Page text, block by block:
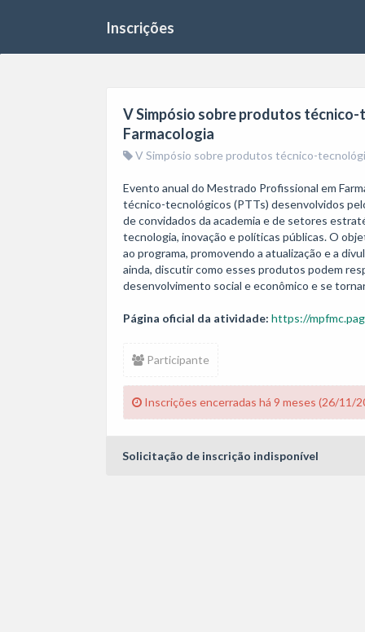
Inscrições
V Simpósio sobre produtos
Farmacologia
V Simpósio sobre produtos técnico-
Evento anual do Mestrado Profissional em
técnico-tecnológicos (PTTs) desenvolvidos
de convidados da academia e de setores
tecnologia, inovação e políticas públicas. O
ao programa, promovendo a atualização e a
ainda, discutir como esses produtos podem
desenvolvimento social e econômico e se
Página oficial da atividade: https://
Participante
Inscrições encerradas há 9 meses (26/11/
Solicitação de inscrição indisponível